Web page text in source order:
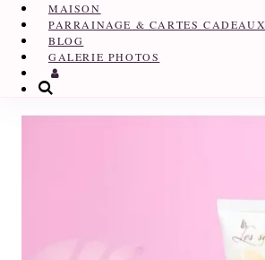
MAISON
PARRAINAGE & CARTES CADEAUX
BLOG
GALERIE PHOTOS